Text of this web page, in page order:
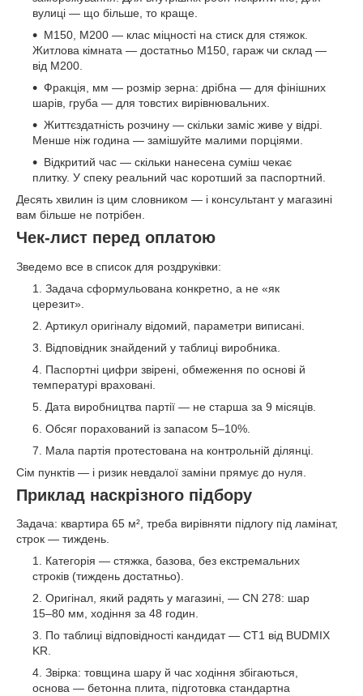
вулиці — що більше, то краще.
М150, М200 — клас міцності на стиск для стяжок.
Житлова кімната — достатньо М150, гараж чи склад —
від М200.
Фракція, мм — розмір зерна: дрібна — для фінішних
шарів, груба — для товстих вирівнювальних.
Життєздатність розчину — скільки заміс живе у відрі.
Менше ніж година — замішуйте малими порціями.
Відкритий час — скільки нанесена суміш чекає
плитку. У спеку реальний час коротший за паспортний.
Десять хвилин із цим словником — і консультант у магазині
вам більше не потрібен.
Чек-лист перед оплатою
Зведемо все в список для роздруківки:
Задача сформульована конкретно, а не «як
церезит».
Артикул оригіналу відомий, параметри виписані.
Відповідник знайдений у таблиці виробника.
Паспортні цифри звірені, обмеження по основі й
температурі враховані.
Дата виробництва партії — не старша за 9 місяців.
Обсяг порахований із запасом 5–10%.
Мала партія протестована на контрольній ділянці.
Сім пунктів — і ризик невдалої заміни прямує до нуля.
Приклад наскрізного підбору
Задача: квартира 65 м², треба вирівняти підлогу під ламінат,
строк — тиждень.
Категорія — стяжка, базова, без екстремальних
строків (тиждень достатньо).
Оригінал, який радять у магазині, — CN 278: шар
15–80 мм, ходіння за 48 годин.
По таблиці відповідності кандидат — СТ1 від BUDMIX
KR.
Звірка: товщина шару й час ходіння збігаються,
основа — бетонна плита, підготовка стандартна